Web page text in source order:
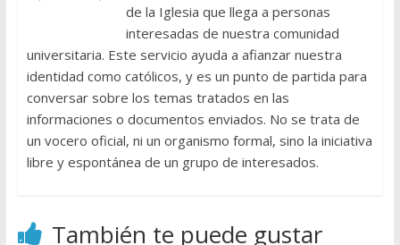
de la Iglesia que llega a personas
interesadas de nuestra comunidad
universitaria. Este servicio ayuda a afianzar nuestra
identidad como católicos, y es un punto de partida para
conversar sobre los temas tratados en las
informaciones o documentos enviados. No se trata de
un vocero oficial, ni un organismo formal, sino la iniciativa
libre y espontánea de un grupo de interesados.
También te puede gustar